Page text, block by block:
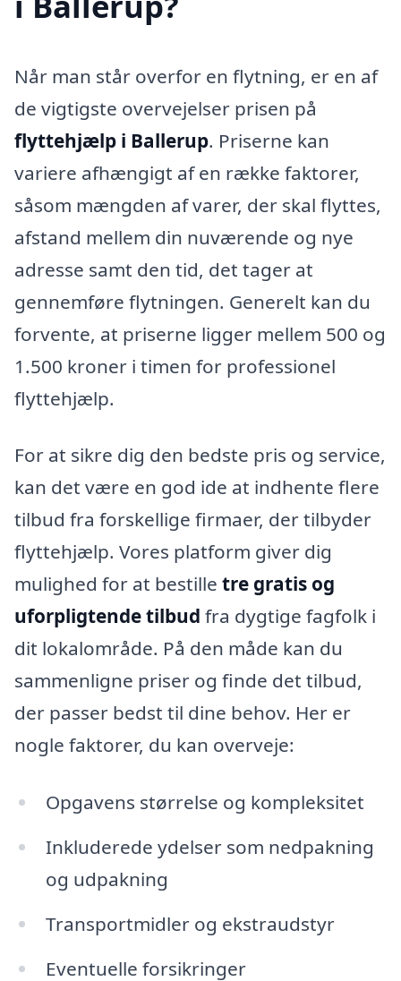
Når man står overfor en flytning, er en af
de vigtigste overvejelser prisen på
flyttehjælp i Ballerup. Priserne kan
variere afhængigt af en række faktorer,
såsom mængden af varer, der skal flyttes,
afstand mellem din nuværende og nye
adresse samt den tid, det tager at
gennemføre flytningen. Generelt kan du
forvente, at priserne ligger mellem 500 og
1.500 kroner i timen for professionel
flyttehjælp.
For at sikre dig den bedste pris og service,
kan det være en god ide at indhente flere
tilbud fra forskellige firmaer, der tilbyder
flyttehjælp. Vores platform giver dig
mulighed for at bestille tre gratis og
uforpligtende tilbud fra dygtige fagfolk i
dit lokalområde. På den måde kan du
sammenligne priser og finde det tilbud,
der passer bedst til dine behov. Her er
nogle faktorer, du kan overveje:
Opgavens størrelse og kompleksitet
Inkluderede ydelser som nedpakning
og udpakning
Transportmidler og ekstraudstyr
Eventuelle forsikringer